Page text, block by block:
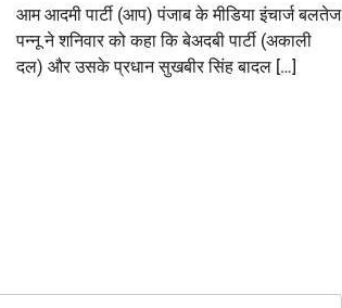
आम आदमी पार्टी (आप) पंजाब के मीडिया इंचार्ज बलतेज
पन्नू ने शनिवार को कहा कि बेअदबी पार्टी (अकाली
दल) और उसके प्रधान सुखबीर सिंह बादल […]